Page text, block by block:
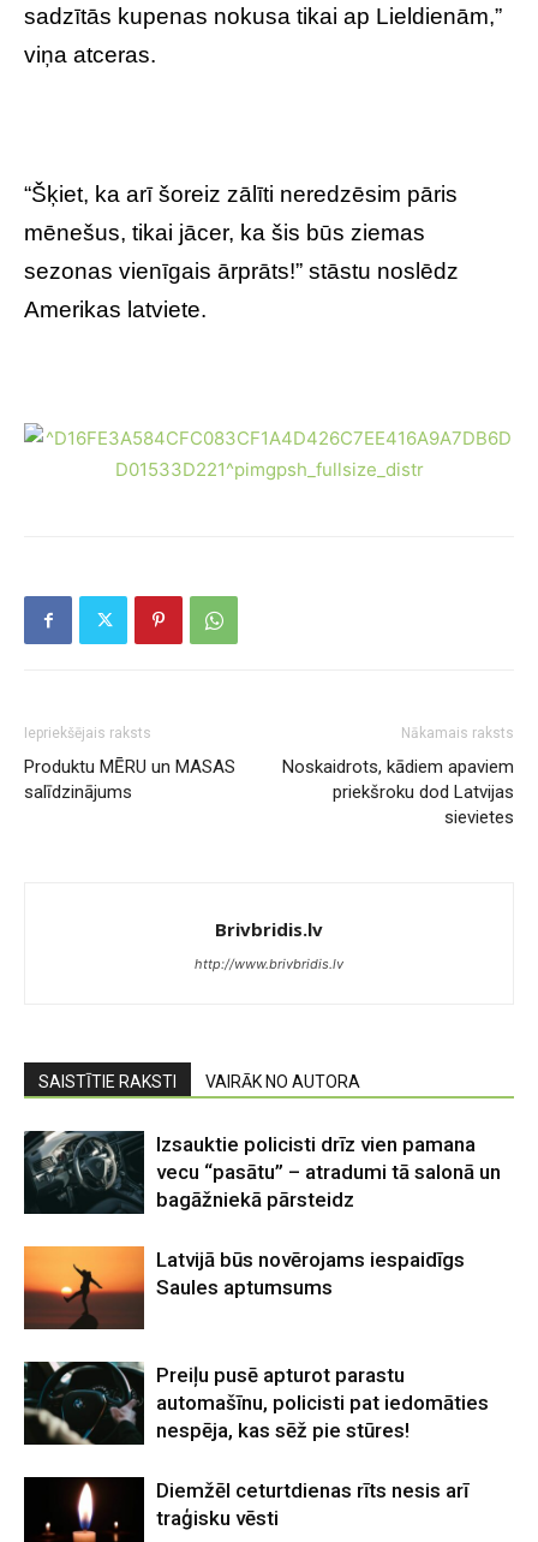
sadzītās kupenas nokusa tikai ap Lieldienām,”
viņa atceras.
“Šķiet, ka arī šoreiz zālīti neredzēsim pāris
mēnešus, tikai jācer, ka šis būs ziemas
sezonas vienīgais ārprāts!” stāstu noslēdz
Amerikas latviete.
Iepriekšējais raksts
Produktu MĒRU un MASAS
salīdzinājums
Nākamais raksts
Noskaidrots, kādiem apaviem
priekšroku dod Latvijas
sievietes
Brivbridis.lv
http://www.brivbridis.lv
SAISTĪTIE RAKSTI VAIRĀK NO AUTORA
Izsauktie policisti drīz vien pamana
vecu “pasātu” – atradumi tā salonā un
bagāžniekā pārsteidz
Latvijā būs novērojams iespaidīgs
Saules aptumsums
Preiļu pusē apturot parastu
automašīnu, policisti pat iedomāties
nespēja, kas sēž pie stūres!
Diemžēl ceturtdienas rīts nesis arī
traģisku vēsti